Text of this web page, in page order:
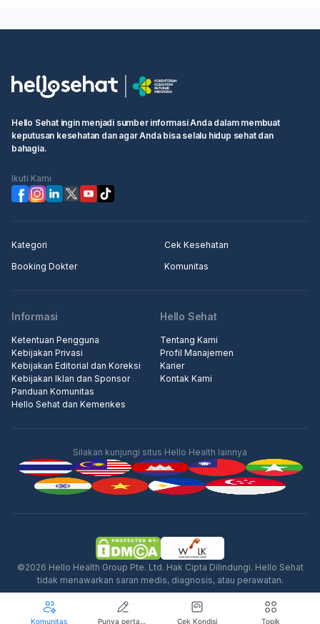
Iklan
Hello Sehat ingin menjadi sumber informasi Anda dalam membuat
keputusan kesehatan dan agar Anda bisa selalu hidup sehat dan
bahagia.
Ikuti Kami
Kategori
Cek Kesehatan
Booking Dokter
Komunitas
Informasi
Ketentuan Pengguna
Kebijakan Privasi
Kebijakan Editorial dan Koreksi
Kebijakan Iklan dan Sponsor
Panduan Komunitas
Hello Sehat dan Kemenkes
Hello Sehat
Tentang Kami
Profil Manajemen
Karier
Kontak Kami
Silakan kunjungi situs Hello Health lainnya
©2026 Hello Health Group Pte. Ltd. Hak Cipta Dilindungi. Hello Sehat
tidak menawarkan saran medis, diagnosis, atau perawatan.
Komunitas Punya pertanyaan seputar kesehatan? Cek Kondisi Topik